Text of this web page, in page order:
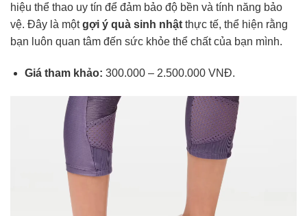
hiệu thể thao uy tín để đảm bảo độ bền và tính năng bảo
vệ. Đây là mộtgợi ý quà sinh nhật thực tế, thể hiện rằng
bạn luôn quan tâm đến sức khỏe thể chất của bạn mình.
Giá tham khảo: 300.000 – 2.500.000 VNĐ.